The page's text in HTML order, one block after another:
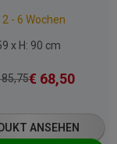
2 - 6 Wochen
x H: 90 cm
€ 68,50
ANSEHEN